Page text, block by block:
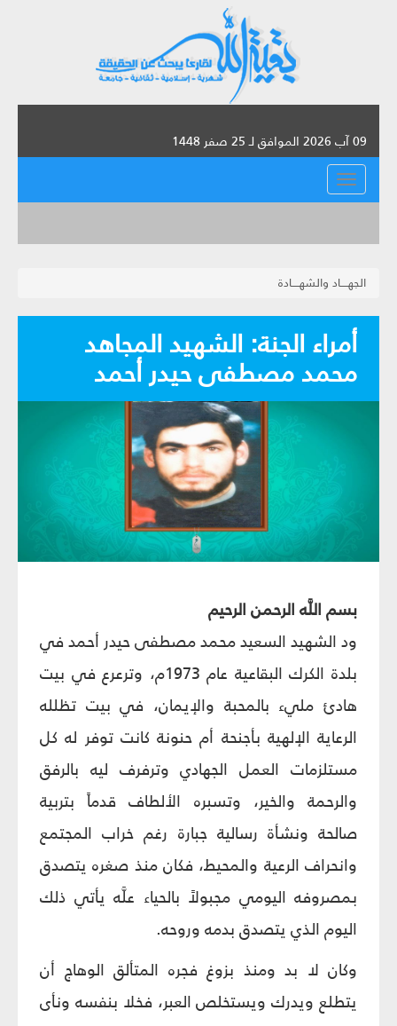
09 آب 2026 الموافق لـ 25 صفر 1448
القائمة
الجهــــاد والشهــــادة
أمراء الجنة: الشهيد المجاهد
محمد مصطفى حيدر أحمد
بسم اللَّه الرحمن الرحيم
ود الشهيد السعيد محمد مصطفى حيدر أحمد في
بلدة الكرك البقاعية عام 1973م، وترعرع في بيت
هادئ مليء بالمحبة والإيمان، في بيت تظلله
الرعاية الإلهية بأجنحة أم حنونة كانت توفر له كل
مستلزمات العمل الجهادي وترفرف ليه بالرفق
والرحمة والخير، وتسبره الألطاف قدماً بتربية
صالحة ونشأة رسالية جبارة رغم خراب المجتمع
وانحراف الرعية والمحيط، فكان منذ صغره يتصدق
بمصروفه اليومي مجبولاً بالحياء علَّه يأتي ذلك
اليوم الذي يتصدق بدمه وروحه.
وكان لا بد ومنذ بزوغ فجره المتألق الوهاج أن
يتطلع ويدرك ويستخلص العبر، فخلا بنفسه ونأى